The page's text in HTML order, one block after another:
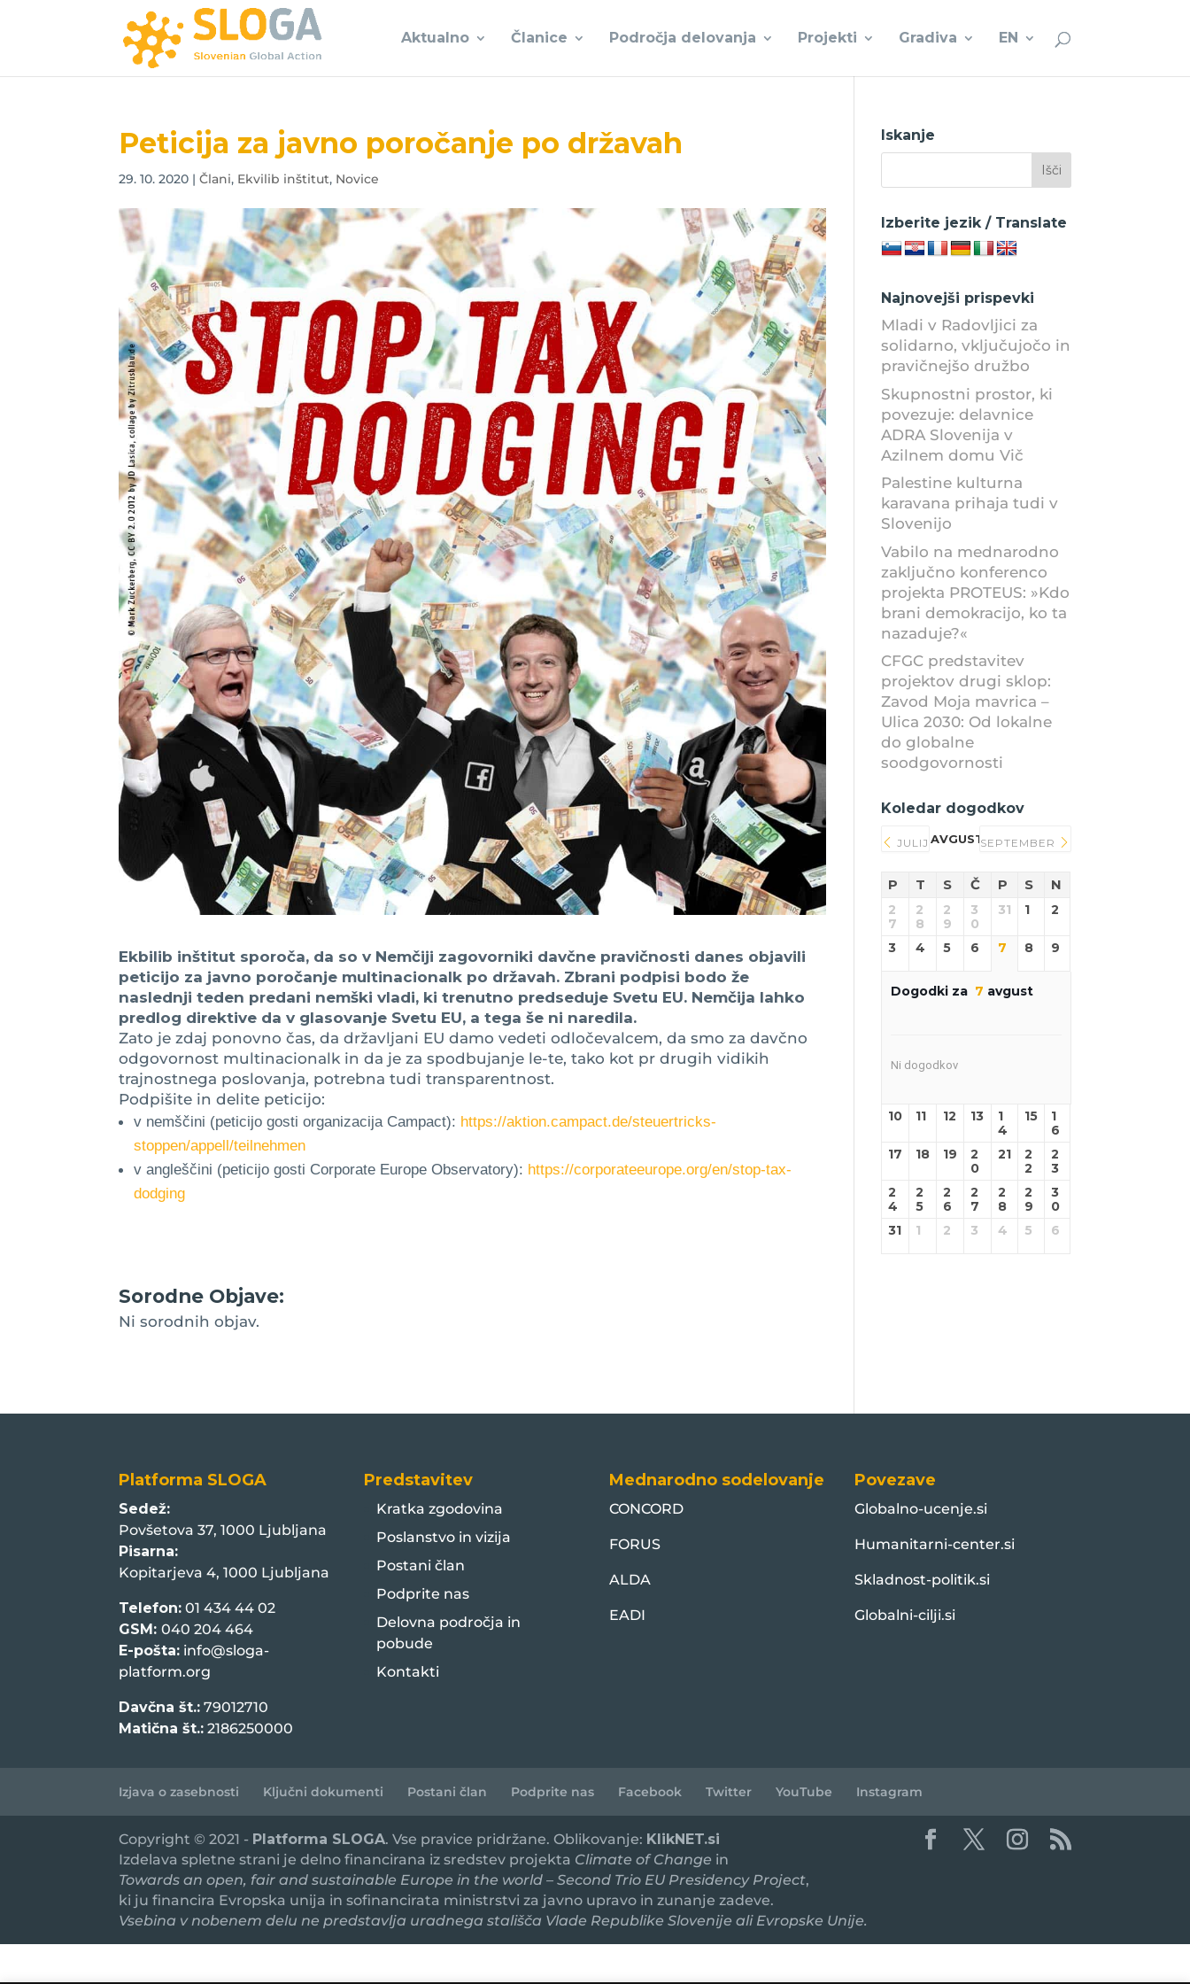
Aktualno Članice Področja delovanja Projekti Gradiva EN
Peticija za javno poročanje po državah
29. 10. 2020 |Člani, Ekvilib inštitut, Novice
Ekbilib inštitut sporoča, da so v Nemčiji zagovorniki davčne pravičnosti danes objavili
peticijo za javno poročanje multinacionalk po državah. Zbrani podpisi bodo že
naslednji teden predani nemški vladi, ki trenutno predseduje Svetu EU. Nemčija lahko
predlog direktive da v glasovanje Svetu EU, a tega še ni naredila.
Zato je zdaj ponovno čas, da državljani EU damo vedeti odločevalcem, da smo za davčno
odgovornost multinacionalk in da je za spodbujanje le-te, tako kot pr drugih vidikih
trajnostnega poslovanja, potrebna tudi transparentnost.
Podpišite in delite peticijo:
v nemščini (peticijo gosti organizacija Campact): https://aktion.campact.de/steuertricks-
stoppen/appell/teilnehmen
v angleščini (peticijo gosti Corporate Europe Observatory): https://corporateeurope.org/en/stop-tax-
dodging
Sorodne Objave:
Ni sorodnih objav.
Iskanje
Izberite jezik / Translate
Najnovejši prispevki
Mladi v Radovljici za
solidarno, vključujočo in
pravičnejšo družbo
Skupnostni prostor, ki
povezuje: delavnice
ADRA Slovenija v
Azilnem domu Vič
Palestine kulturna
karavana prihaja tudi v
Slovenijo
Vabilo na mednarodno
zaključno konferenco
projekta PROTEUS: »Kdo
brani demokracijo, ko ta
nazaduje?«
CFGC predstavitev
projektov drugi sklop:
Zavod Moja mavrica –
Ulica 2030: Od lokalne
do globalne
soodgovornosti
Koledar dogodkov
JULIJ AVGUST 2026
SEPTEMBER
P T S Č P S N
2
7
2
8
2
9
3
0
31 1 2
3 4 5 6 7 8 9
Dogodki za 7 avgust
Ni dogodkov
10 11 12 13
1
4
15
1
6
17
18 19
2
0
21
2
2
2
3
2
4
2
5
2
6
2
7
2
8
2
9
3
0
31
1 2 3 4 5 6
Platforma SLOGA
Sedež:
Povšetova 37, 1000 Ljubljana
Pisarna:
Kopitarjeva 4, 1000 Ljubljana
Telefon: 01 434 44 02
GSM:040 204 464
E-pošta: info@sloga-
platform.org
Davčna št.: 79012710
Matična št.: 2186250000
Predstavitev
Kratka zgodovina
Poslanstvo in vizija
Postani član
Podprite nas
Delovna področja in
pobude
Kontakti
Mednarodno sodelovanje
CONCORD
FORUS
ALDA
EADI
Povezave
Globalno-ucenje.si
Humanitarni-center.si
Skladnost-politik.si
Globalni-cilji.si
Izjava o zasebnosti Ključni dokumenti Postani član Podprite nas Facebook Twitter YouTube Instagram
Copyright © 2021 - Platforma SLOGA. Vse pravice pridržane. Oblikovanje: KlikNET.si
Izdelava spletne strani je delno financirana iz sredstev projekta Climate of Change in
Towards an open, fair and sustainable Europe in the world – Second Trio EU Presidency Project,
ki ju financira Evropska unija in sofinancirata ministrstvi za javno upravo in zunanje zadeve.
Vsebina v nobenem delu ne predstavlja uradnega stališča Vlade Republike Slovenije ali Evropske Unije.